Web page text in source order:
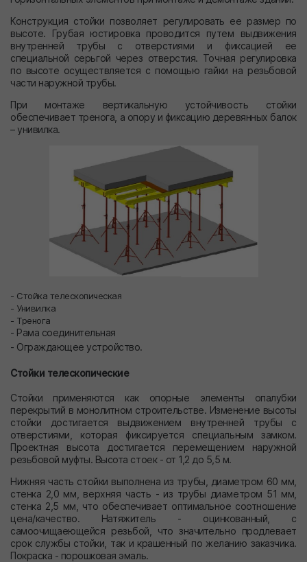
Конструкция стойки позволяет регулировать ее размер по
высоте. Грубая юстировка проводится путем выдвижения
внутренней трубы с отверстиями и фиксацией ее
специальной серьгой через отверстия. Точная регулировка
по высоте осуществляется с помощью гайки на резьбовой
части наружной трубы.
При монтаже вертикальную устойчивость стойки
обеспечивает тренога, а опору и фиксацию деревянных балок
– унивилка.
- Стойка телескопическая
- Унивилка
- Тренога
- Рама соединительная
- Ограждающее устройство.
Стойки телескопические
Стойки применяются как опорные элементы опалубки
перекрытий в монолитном строительстве. Изменение высоты
стойки достигается выдвижением внутренней трубы с
отверстиями, которая фиксируется специальным замком.
Проектная высота достигается перемещением наружной
резьбовой муфты. Высота стоек - от 1,2 до 5,5 м.
Нижняя часть стойки выполнена из трубы, диаметром 60 мм,
стенка 2,0 мм, верхняя часть - из трубы диаметром 51 мм,
стенка 2,5 мм, что обеспечивает оптимальное соотношение
цена/качество. Натяжитель - оцинкованный, с
самоочищаеющейся резьбой, что значительно продлевает
срок службы стойки, так и крашенный по желанию заказчика.
Покраска - порошковая эмаль.